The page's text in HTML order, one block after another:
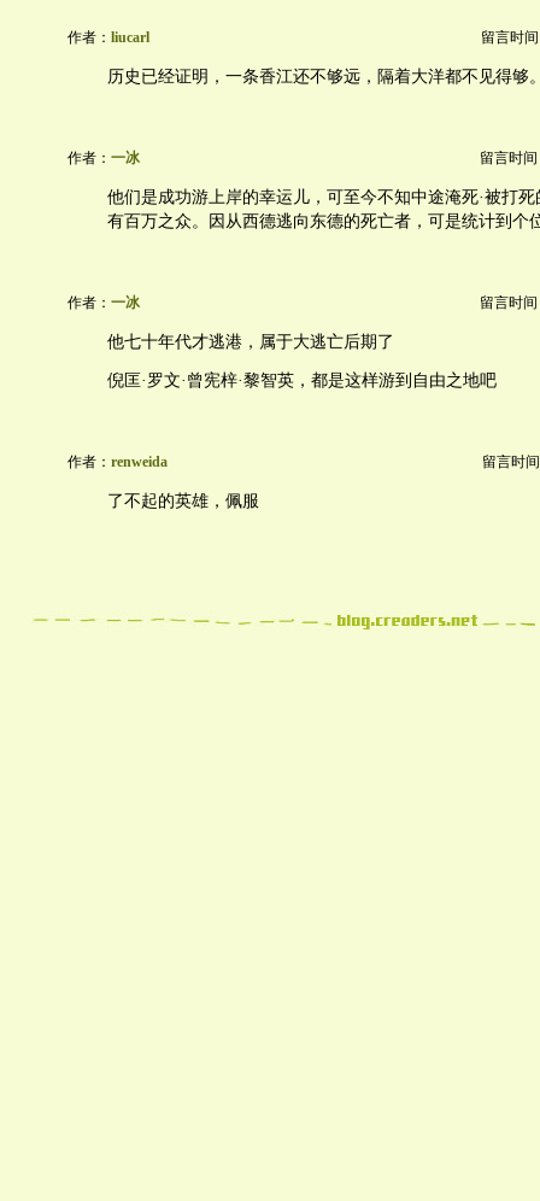
作者： liucarl 留言时间
历史已经证明，一条香江还不够远，隔着大洋都不见得够
作者： 一冰 留言时间
他们是成功游上岸的幸运儿，可至今不知中途淹死·被打
有百万之众。因从西德逃向东德的死亡者，可是统计到个
作者： 一冰 留言时间
他七十年代才逃港，属于大逃亡后期了
倪匡·罗文·曾宪梓·黎智英，都是这样游到自由之地吧
作者： renweida 留言时
了不起的英雄，佩服